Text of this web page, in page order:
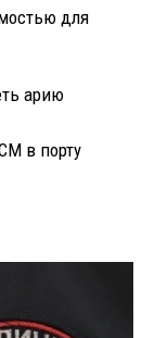
для
арию
в порту